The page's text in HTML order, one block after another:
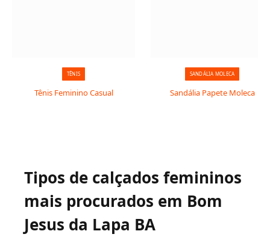
TÊNIS
Tênis Feminino Casual
SANDÁLIA MOLECA
Sandália Papete Moleca
Tipos de calçados femininos
mais procurados em Bom
Jesus da Lapa BA